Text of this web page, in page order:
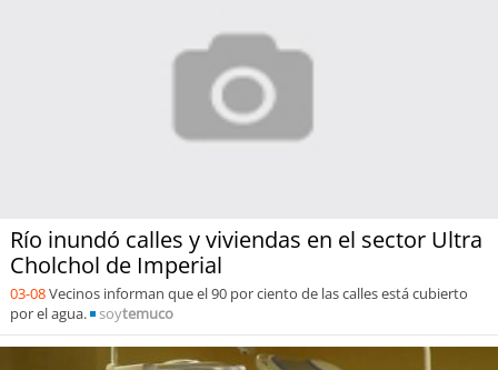
Río inundó calles y viviendas en el sector Ultra
Cholchol de Imperial
03-08Vecinos informan que el 90 por ciento de las calles está cubierto
por el agua.
soytemuco